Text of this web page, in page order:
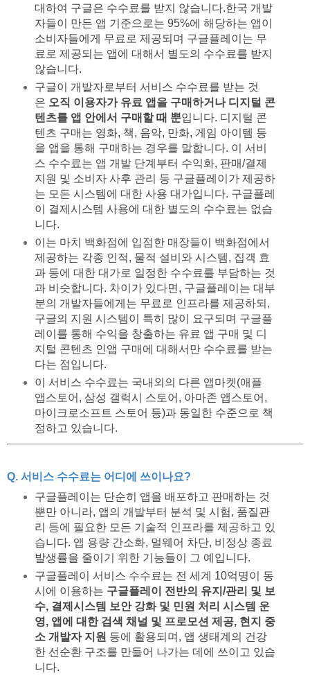
대하여 구글은 수수료를 받지 않습니다.한국 개발
자들이 만든 앱 기준으로는 95%에 해당하는 앱이
소비자들에게 무료로 제공되며 구글플레이는 무
료로 제공되는 앱에 대해서 별도의 수수료를 받지
않습니다.
구글이 개발자로부터 서비스 수수료를 받는 것
은 오직 이용자가 유료 앱을 구매하거나 디지털 콘
텐츠를 앱 안에서 구매할 때 뿐입니다. 디지털 콘
텐츠 구매는 영화, 책, 음악, 만화, 게임 아이템 등
을 앱을 통해 구매하는 경우를 말합니다. 이 서비
스 수수료는 앱 개발 단계부터 수익화, 판매/결제
지원 및 소비자 사후 관리 등 구글플레이가 제공하
는 모든 시스템에 대한 사용 대가입니다. 구글플레
이 결제시스템 사용에 대한 별도의 수수료는 없습
니다.
이는 마치 백화점에 입점한 매장들이 백화점에서
제공하는 각종 인적, 물적 설비와 시스템, 집객 효
과 등에 대한 대가로 일정한 수수료를 부담하는 것
과 비슷합니다. 차이가 있다면, 구글플레이는 대부
분의 개발자들에게는 무료로 인프라를 제공하되,
구글의 지원 시스템이 특히 많이 요구되며 구글플
레이를 통해 수익을 창출하는 유료 앱 구매 및 디
지털 콘텐츠 인앱 구매에 대해서만 수수료를 받는
다는 점입니다.
이 서비스 수수료는 국내외의 다른 앱마켓(애플
앱스토어, 삼성 갤럭시 스토어, 아마존 앱스토어,
마이크로소프트 스토어 등)과 동일한 수준으로 책
정하고 있습니다.
Q. 서비스 수수료는 어디에 쓰이나요?
구글플레이는 단순히 앱을 배포하고 판매하는 것
뿐만 아니라, 앱의 개발부터 분석 및 시험, 품질관
리 등에 필요한 모든 기술적 인프라를 제공하고 있
습니다. 앱 용량 간소화, 멀웨어 차단, 비정상 종료
발생률을 줄이기 위한 기능들이 그 예입니다.
구글플레이 서비스 수수료는 전 세계 10억명이 동
시에 이용하는 구글플레이 전반의 유지/관리 및 보
수, 결제시스템 보안 강화 및 민원 처리 시스템 운
영, 앱에 대한 검색 채널 및 프로모션 제공, 현지 중
소 개발자 지원 등에 활용되며, 앱 생태계의 건강
한 선순환 구조를 만들어 나가는 데에 쓰이고 있습
니다.